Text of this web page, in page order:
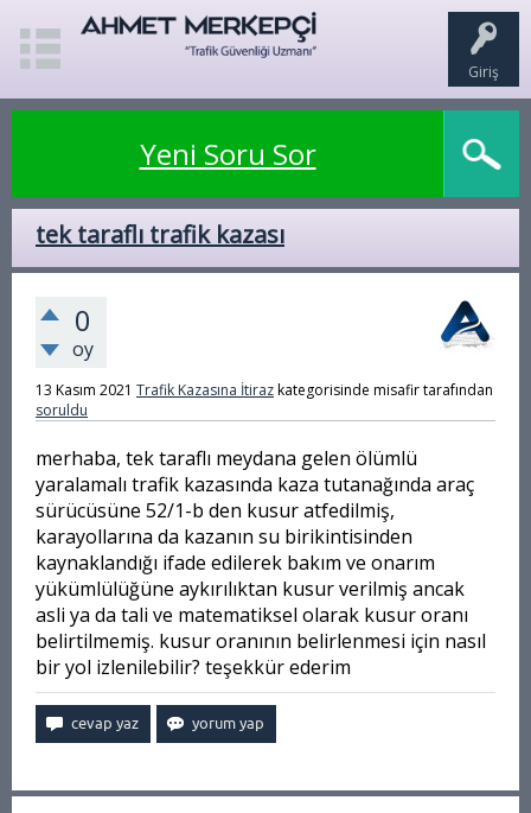
Giriş
Yeni Soru Sor
tek taraflı trafik kazası
0
oy
13 Kasım 2021 Trafik Kazasına İtirazkategorisinde misafirtarafından
soruldu
merhaba, tek taraflı meydana gelen ölümlü
yaralamalı trafik kazasında kaza tutanağında araç
sürücüsüne 52/1-b den kusur atfedilmiş,
karayollarına da kazanın su birikintisinden
kaynaklandığı ifade edilerek bakım ve onarım
yükümlülüğüne aykırılıktan kusur verilmiş ancak
asli ya da tali ve matematiksel olarak kusur oranı
belirtilmemiş. kusur oranının belirlenmesi için nasıl
bir yol izlenilebilir? teşekkür ederim